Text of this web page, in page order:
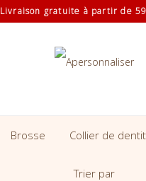
Livraison gratuite à partir de
Brosse Collier de
Trier par